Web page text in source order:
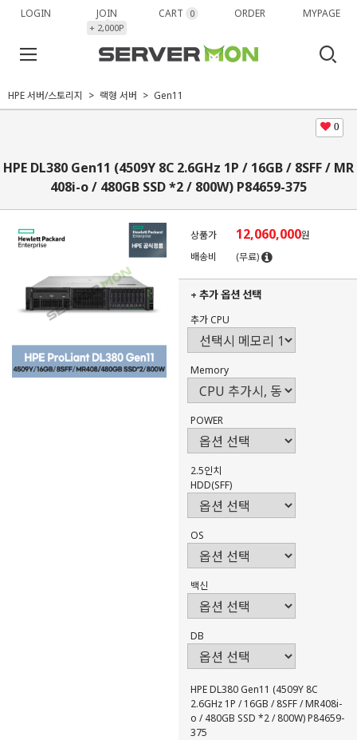
LOGIN JOIN
+ 2,000P
CART 0 ORDER MYPAGE
HPE 서버/스토리지 랙형 서버 Gen11
0
HPE DL380 Gen11 (4509Y 8C 2.6GHz 1P / 16GB / 8SFF / MR
408i-o / 480GB SSD *2 / 800W) P84659-375
상품가 12,060,000원
배송비
(무료)
+ 추가 옵션 선택
추가 CPU
Memory
POWER
2.5인치
HDD(SFF)
OS
백신
DB
HPE DL380 Gen11 (4509Y 8C
2.6GHz 1P / 16GB / 8SFF / MR408i-
o / 480GB SSD *2 / 800W) P84659-
375